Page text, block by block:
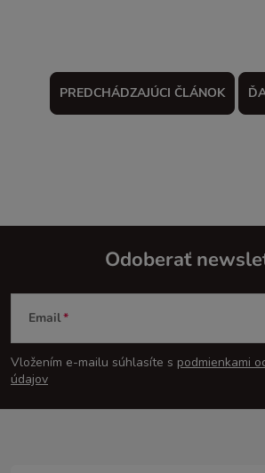
PREDCHÁDZAJÚCI ČLÁNOK
Z
á
p
Odoberať
Email
Vložením e-mailu súhlasíte s podmienkami
údajov